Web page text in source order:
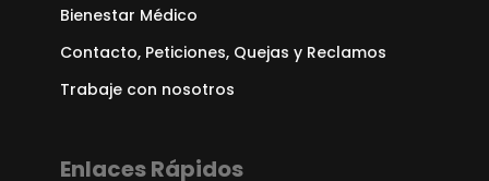
Bienestar Médico
Contacto, Peticiones, Quejas y Reclamos
Trabaje con nosotros
Enlaces Rápidos